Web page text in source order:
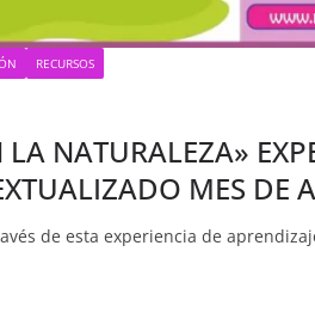
RECURSOS
NATURALEZA»
MES DE
de esta experiencia de